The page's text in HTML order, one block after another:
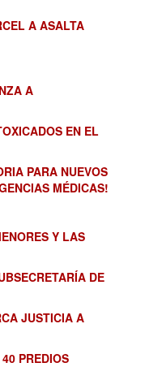
A ASALTA
A
EN EL
PARA NUEVOS
MÉDICAS!
Y LAS
DE
JUSTICIA A
PREDIOS